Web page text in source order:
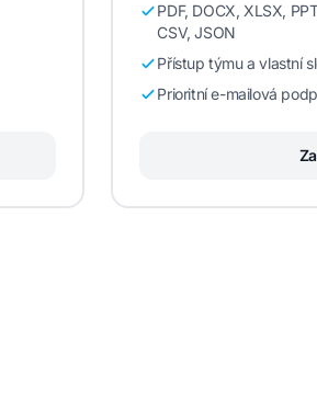
PDF, DOCX, XLSX,
CSV, JSON
Přístup týmu a vlastní
Prioritní e-mailová